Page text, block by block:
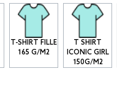
T-SHIRT FILLE
165 G/M2
T SHIRT
ICONIC GIRL
150G/M2